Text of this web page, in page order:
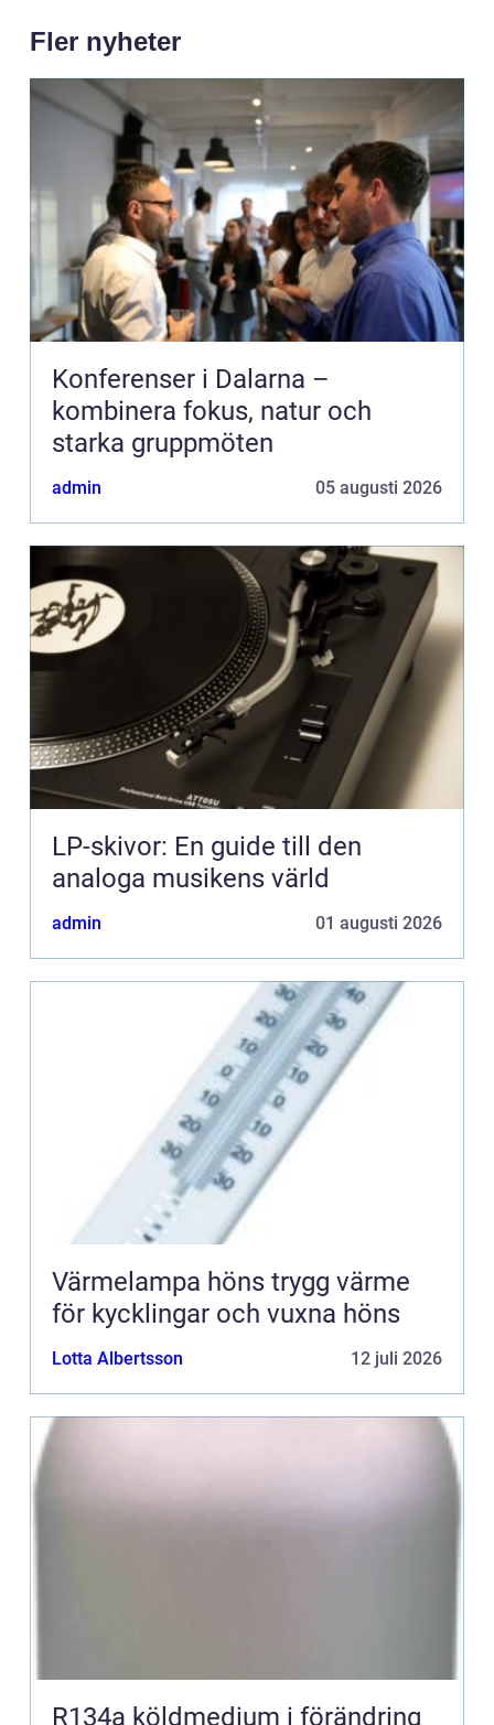
Fler nyheter
Konferenser i Dalarna –
kombinera fokus, natur och
starka gruppmöten
admin 05 augusti 2026
LP-skivor: En guide till den
analoga musikens värld
admin 01 augusti 2026
Värmelampa höns trygg värme
för kycklingar och vuxna höns
Lotta Albertsson 12 juli 2026
R134a köldmedium i förändring